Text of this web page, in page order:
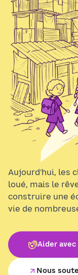
Aujourd'hui, les
loué, mais le
construire une
vie de
Aider avec
Nous